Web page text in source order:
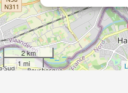
2 km
1 mi